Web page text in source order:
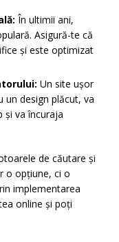
În ultimii ani,
Asigură-te că
și este optimizat
Un site ușor
un design plăcut, va
și va încuraja
de căutare și
o opțiune, ci o
implementarea
online și poți